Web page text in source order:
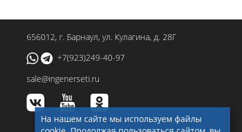
656012, г. Барнаул, ул. Кулагина, д. 28Г
+7(923)249-40-97
sale@ingenerseti.ru
На нашем сайте мы используем файлы